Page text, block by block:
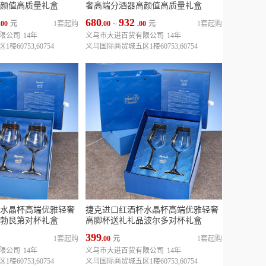
值高质量礼盒
元
1套起购
公司
14年
1楼60753,60754
奢高端分酒器高颜值高质量礼盒
680.00 ~ 932 .00 元
1套起购
义乌市大进百货有限公司
14年
义乌国际商贸城五区1楼60753,60754
晶杯高端优雅轻奢
艮第对杯礼盒
1套起购
公司
14年
1楼60753,60754
捷克进口红酒杯水晶杯高端优雅轻奢
高脚杯送礼礼品波尔多对杯礼盒
399.00 元
1套起购
义乌市大进百货有限公司
14年
义乌国际商贸城五区1楼60753,60754